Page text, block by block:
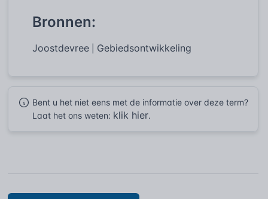
Bronnen:
Joostdevree Gebiedsontwikkeling
Bent u het niet eens met de informatie over deze term?
Laat het ons weten: klik hier.